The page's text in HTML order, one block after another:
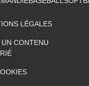
LÉGALES
CONTENU